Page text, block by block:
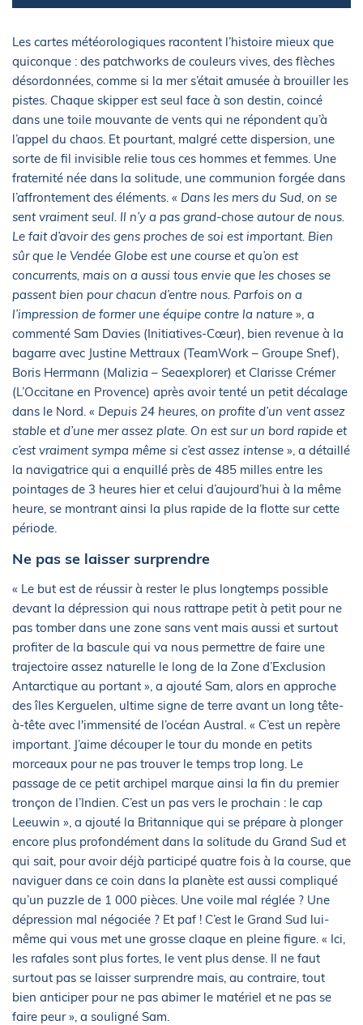
Les cartes météorologiques racontent l’histoire mieux que
quiconque : des patchworks de couleurs vives, des flèches
désordonnées, comme si la mer s’était amusée à brouiller les
pistes. Chaque skipper est seul face à son destin, coincé
dans une toile mouvante de vents qui ne répondent qu’à
l’appel du chaos. Et pourtant, malgré cette dispersion, une
sorte de fil invisible relie tous ces hommes et femmes. Une
fraternité née dans la solitude, une communion forgée dans
l’affrontement des éléments. « Dans les mers du Sud, on se
sent vraiment seul. Il n’y a pas grand-chose autour de nous.
Le fait d’avoir des gens proches de soi est important. Bien
sûr que le Vendée Globe est une course et qu’on est
concurrents, mais on a aussi tous envie que les choses se
passent bien pour chacun d’entre nous. Parfois on a
l’impression de former une équipe contre la nature », a
commenté Sam Davies (Initiatives-Cœur), bien revenue à la
bagarre avec Justine Mettraux (TeamWork – Groupe Snef),
Boris Herrmann (Malizia – Seaexplorer) et Clarisse Crémer
(L’Occitane en Provence) après avoir tenté un petit décalage
dans le Nord. « Depuis 24 heures, on profite d’un vent assez
stable et d’une mer assez plate. On est sur un bord rapide et
c’est vraiment sympa même si c’est assez intense », a détaillé
la navigatrice qui a enquillé près de 485 milles entre les
pointages de 3 heures hier et celui d’aujourd’hui à la même
heure, se montrant ainsi la plus rapide de la flotte sur cette
période.
Ne pas se laisser surprendre
« Le but est de réussir à rester le plus longtemps possible
devant la dépression qui nous rattrape petit à petit pour ne
pas tomber dans une zone sans vent mais aussi et surtout
profiter de la bascule qui va nous permettre de faire une
trajectoire assez naturelle le long de la Zone d’Exclusion
Antarctique au portant », a ajouté Sam, alors en approche
des îles Kerguelen, ultime signe de terre avant un long tête-
à-tête avec l'immensité de l’océan Austral. « C’est un repère
important. J’aime découper le tour du monde en petits
morceaux pour ne pas trouver le temps trop long. Le
passage de ce petit archipel marque ainsi la fin du premier
tronçon de l’Indien. C’est un pas vers le prochain : le cap
Leeuwin », a ajouté la Britannique qui se prépare à plonger
encore plus profondément dans la solitude du Grand Sud et
qui sait, pour avoir déjà participé quatre fois à la course, que
naviguer dans ce coin dans la planète est aussi compliqué
qu’un puzzle de 1 000 pièces. Une voile mal réglée ? Une
dépression mal négociée ? Et paf ! C’est le Grand Sud lui-
même qui vous met une grosse claque en pleine figure. « Ici,
les rafales sont plus fortes, le vent plus dense. Il ne faut
surtout pas se laisser surprendre mais, au contraire, tout
bien anticiper pour ne pas abimer le matériel et ne pas se
faire peur », a souligné Sam.